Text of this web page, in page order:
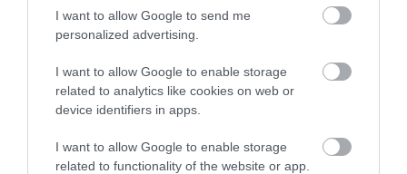
I want to allow Google to send me
personalized advertising.
I want to allow Google to enable storage
related to analytics like cookies on web or
device identifiers in apps.
I want to allow Google to enable storage
related to functionality of the website or app.
εβδομάδες του ελληνικού
καλοκαιριού για φωτιές
Χωρίς νερό τώρα περιοχές της
Χαλκίδας
ΠΕΡΙΣΣΟΤΕΡΑ ΑΠΟ ΕΙΔΗΣΕΙΣ ΕΥΒΟΙΑ